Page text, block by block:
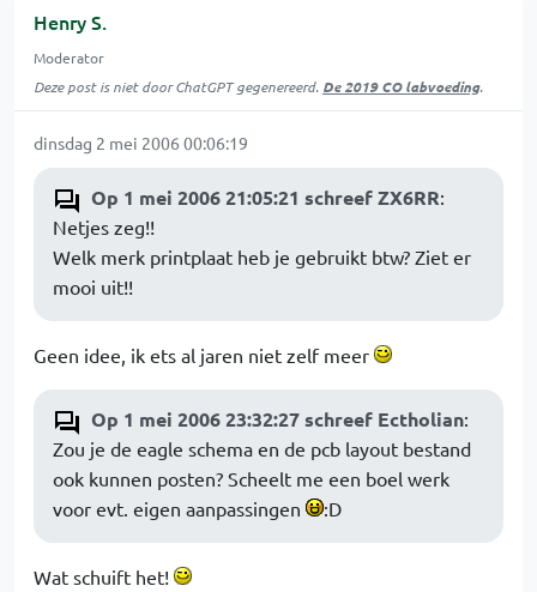
Henry S.
Moderator
Deze post is niet door ChatGPT gegenereerd. De 2019 CO labvoeding.
dinsdag 2 mei 2006 00:06:19
Op 1 mei 2006 21:05:21 schreef ZX6RR:
Netjes zeg!!
Welk merk printplaat heb je gebruikt btw? Ziet er
mooi uit!!
Geen idee, ik ets al jaren niet zelf meer
Op 1 mei 2006 23:32:27 schreef Ectholian:
Zou je de eagle schema en de pcb layout bestand
ook kunnen posten? Scheelt me een boel werk
voor evt. eigen aanpassingen
:D
Wat schuift het!